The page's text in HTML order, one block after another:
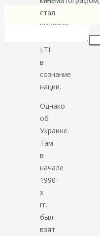
стал
успешно
LTI
в
сознание
нации.
Однако
об
Украине.
Там
в
начале
1990-
х
гг.
был
взят